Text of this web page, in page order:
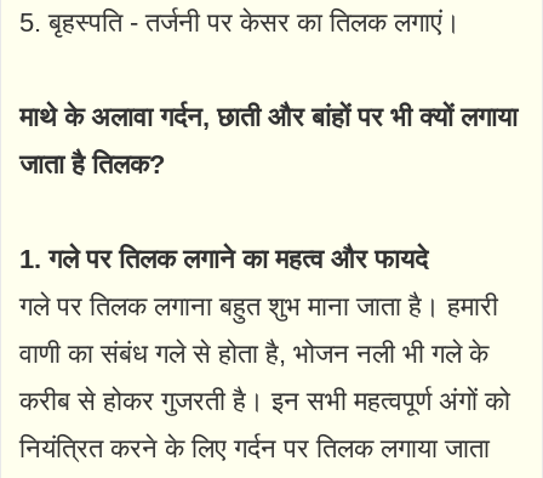
5. बृहस्पति - तर्जनी पर केसर का तिलक लगाएं।
माथे के अलावा गर्दन, छाती और बांहों पर भी क्यों लगाया
जाता है तिलक?
1. गले पर तिलक लगाने का महत्व और फायदे
गले पर तिलक लगाना बहुत शुभ माना जाता है। हमारी
वाणी का संबंध गले से होता है, भोजन नली भी गले के
करीब से होकर गुजरती है। इन सभी महत्वपूर्ण अंगों को
नियंत्रित करने के लिए गर्दन पर तिलक लगाया जाता